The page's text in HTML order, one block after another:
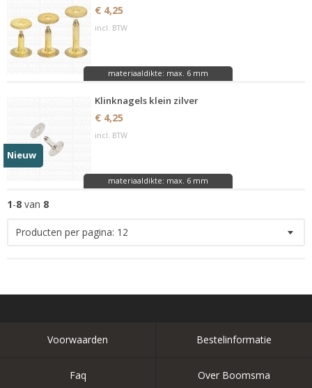
€ 4,25
incl. BTW
materiaaldikte: max. 6 mm
Nieuw
Klinknagels klein zilver
€ 4,25
incl. BTW
materiaaldikte: max. 6 mm
1-8 van 8
Producten per pagina: 12
Voorwaarden Bestelinformatie
Faq Over Boomsma